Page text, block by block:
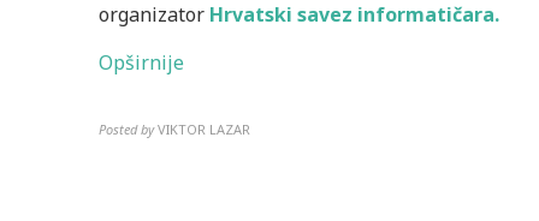
organizator Hrvatski savez informatičara.
Opširnije
Posted by VIKTOR LAZAR